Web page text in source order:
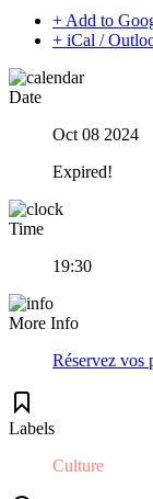
+ Add to
+ iCal /
Date
Oct 08 2024
Expired!
Time
19:30
More Info
Réservez vos
Labels
Culture